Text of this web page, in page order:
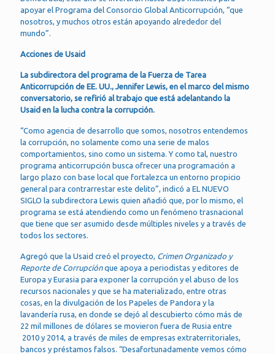
apoyar el Programa del Consorcio Global Anticorrupción, “que
nosotros, y muchos otros están apoyando alrededor del
mundo”.
Acciones de Usaid
La subdirectora del programa de la Fuerza de Tarea
Anticorrupción de EE. UU., Jennifer Lewis, en el marco del mismo
conversatorio, se refirió al trabajo que está adelantando la
Usaid en la lucha contra la corrupción.
“Como agencia de desarrollo que somos, nosotros entendemos
la corrupción, no solamente como una serie de malos
comportamientos, sino como un sistema. Y como tal, nuestro
programa anticorrupción busca ofrecer una programación a
largo plazo con base local que fortalezca un entorno propicio
general para contrarrestar este delito”, indicó a EL NUEVO
SIGLO la subdirectora Lewis quien añadió que, por lo mismo, el
programa se está atendiendo como un fenómeno trasnacional
que tiene que ser asumido desde múltiples niveles y a través de
todos los sectores.
Agregó que la Usaid creó el proyecto, Crimen Organizado y
Reporte de Corrupciónque apoya a periodistas y editores de
Europa y Eurasia para exponer la corrupción y el abuso de los
recursos nacionales y que se ha materializado, entre otras
cosas, en la divulgación de los Papeles de Pandora y la
lavandería rusa, en donde se dejó al descubierto cómo más de
22 mil millones de dólares se movieron fuera de Rusia entre
2010 y 2014, a través de miles de empresas extraterritoriales,
bancos y préstamos falsos. “Desafortunadamente vemos cómo